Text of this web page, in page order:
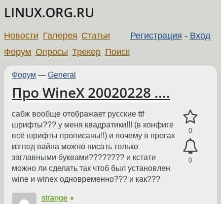
LINUX.ORG.RU
Регистрация - Вход
Новости Галерея Статьи
Форум Опросы Трекер Поиск
Форум — General
Про WineX 20020228 ....
0
0
сабж вообще отображает русские ttf
шрифты??? у меня квадратики!!! (в конфиге
всё шрифты прописаны!!) и почему в прогах
из под вайна можно писать только
заглавными буквами???????? и кстати
можно ли сделать так чтоб был установлен
wine и winex одновременно??? и как???
strange ★